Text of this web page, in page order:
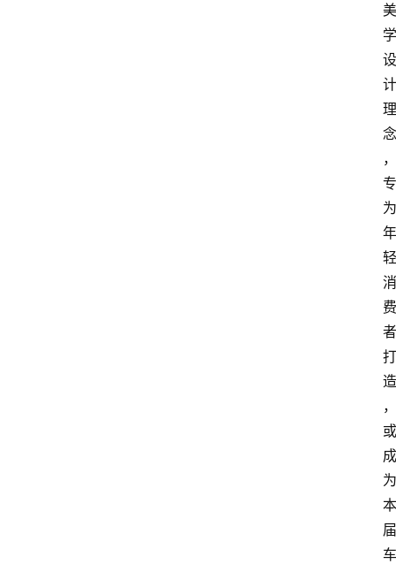
美
学
设
计
理
念
，
专
为
年
轻
消
费
者
打
造
，
或
成
为
本
届
车